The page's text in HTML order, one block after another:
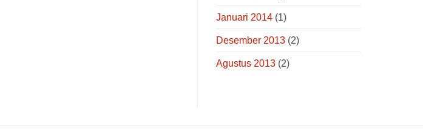
Januari 2014 (1)
Desember 2013 (2)
Agustus 2013 (2)